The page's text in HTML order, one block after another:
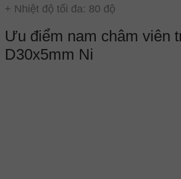
+ Nhiệt độ tối đa: 80 độ
Ưu điểm nam châm viên
D30x5mm Ni